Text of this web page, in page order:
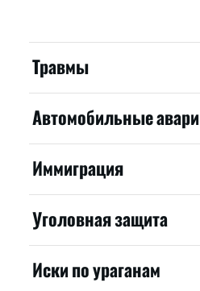
Травмы
Автомобильные
Иммиграция
Уголовная защита
Иски по ураганам